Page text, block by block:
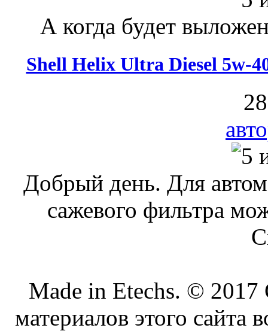
А когда будет
Shell Helix Ultra Diesel 5w-
Добрый день. Для
сажевого фильтра
Made in Etechs. © 2017
материалов этого сайта